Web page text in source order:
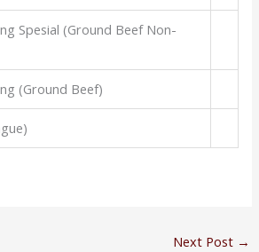
Spesial (Ground Beef Non-
(Ground Beef)
Next Post →